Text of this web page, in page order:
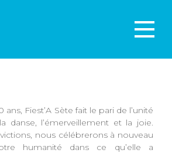
Fiest’A Sète fait le pari de l’unité
danse, l’émerveillement et la joie.
nous célébrerons à nouveau
humanité dans ce qu’elle a